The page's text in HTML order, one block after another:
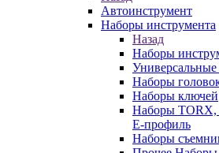
Автоинструмент
Наборы инструмента
Назад
Наборы
Наборы
Наборы ключей
Наборы TORX,
E-профиль
Наборы